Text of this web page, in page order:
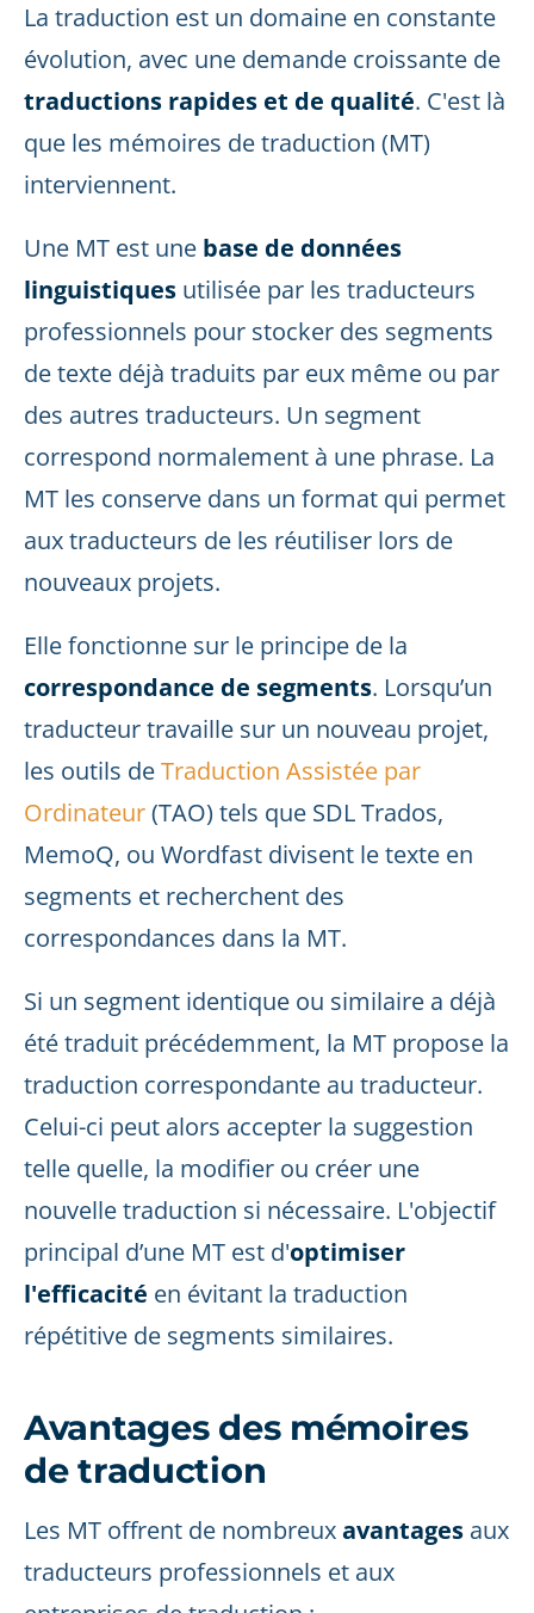
La traduction est un domaine en constante
évolution, avec une demande croissante de
traductions rapides et de qualité. C'est là
que les mémoires de traduction (MT)
interviennent.
Une MT est une base de données
linguistiques utilisée par les traducteurs
professionnels pour stocker des segments
de texte déjà traduits par eux même ou par
des autres traducteurs. Un segment
correspond normalement à une phrase. La
MT les conserve dans un format qui permet
aux traducteurs de les réutiliser lors de
nouveaux projets.
Elle fonctionne sur le principe de la
correspondance de segments. Lorsqu’un
traducteur travaille sur un nouveau projet,
les outils deTraduction Assistée par
Ordinateur(TAO) tels que SDL Trados,
MemoQ, ou Wordfast divisent le texte en
segments et recherchent des
correspondances dans la MT.
Si un segment identique ou similaire a déjà
été traduit précédemment, la MT propose la
traduction correspondante au traducteur.
Celui-ci peut alors accepter la suggestion
telle quelle, la modifier ou créer une
nouvelle traduction si nécessaire. L'objectif
principal d’une MT est d'optimiser
l'efficacité en évitant la traduction
répétitive de segments similaires.
Avantages des mémoires
de traduction
Les MT offrent de nombreuxavantages aux
traducteurs professionnels et aux